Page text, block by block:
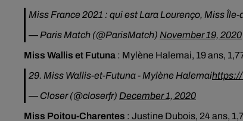
Miss France 2021 : qui est Lara Lourenço, Miss Île-
— Paris Match (@ParisMatch) November 19, 2020
Miss Wallis et Futuna : Mylène Halemai, 19 ans,
29. Miss Wallis-et-Futuna - Mylène Halemai
— Closer (@closerfr) December 1, 2020
Miss Poitou-Charentes : Justine Dubois, 24 ans,